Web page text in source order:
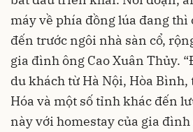
máy về phía đồng lúa đang thì
đến trước ngôi nhà sàn cổ,
gia đình ông Cao Xuân Thủy.
du khách từ Hà Nội, Hòa
Hóa và một số tỉnh khác đến
này với homestay của gia